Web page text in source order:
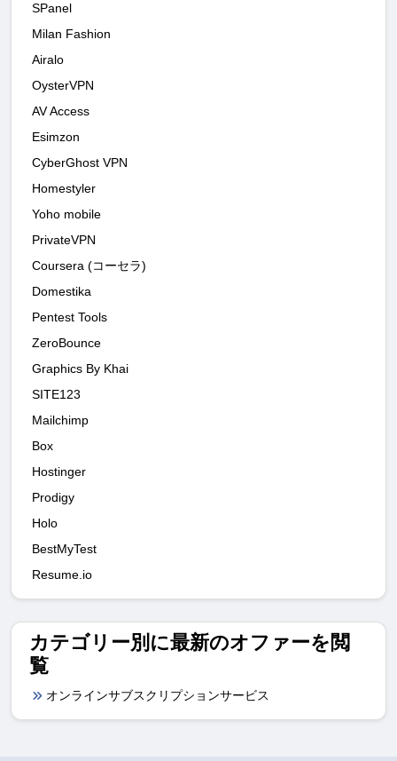
SPanel
Milan Fashion
Airalo
OysterVPN
AV Access
Esimzon
CyberGhost VPN
Homestyler
Yoho mobile
PrivateVPN
Coursera (コーセラ)
Domestika
Pentest Tools
ZeroBounce
Graphics By Khai
SITE123
Mailchimp
Box
Hostinger
Prodigy
Holo
BestMyTest
Resume.io
カテゴリー別に最新のオファーを閲
覧
オンラインサブスクリプションサービス